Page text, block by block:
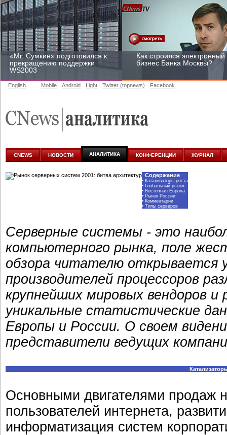
«Mr. Сумкин» подготовился к
прекращению поддержки
WS2003
Как строился электронный
бизнес Банка Москвы?
к аналитике
участвовать
English Mobile Android Light Twitter (topnews) Facebook
CNEWS НОВОСТИ АНАЛИТИКА КОНФЕРЕНЦИИ ЖУРНАЛ
Содержание
• Катализаторы роста
• Глобальный рынок
• Восточная Европа
• Рынок России
• Комментарии
• Типы серверов
Серверные системы - это
компьютерного рынка, поле
обзора читателю открывается
производителей процессоров
крупнейших мировых вендоров и
уникальные статистические
Европы и России. О своем
представители ведущих
Основными двигателями продаж
пользователей интернета,
информатизация систем